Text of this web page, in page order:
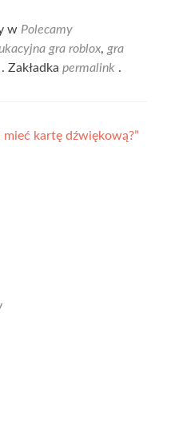
w Polecamy
gra roblox, gra
. Zakładka permalink .
kartę dźwiękową?”